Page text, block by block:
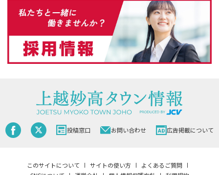
投稿窓口 お問い合わせ 広告掲載について
このサイトについて サイトの使い方
よくあるご質問